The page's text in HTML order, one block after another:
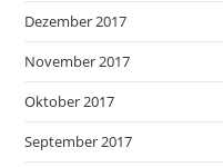
Dezember 2017
November 2017
Oktober 2017
September 2017